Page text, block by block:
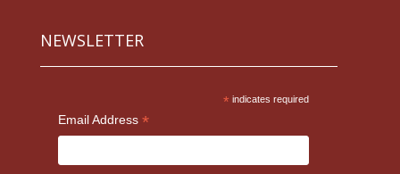
NEWSLETTER
* indicates required
Email Address *